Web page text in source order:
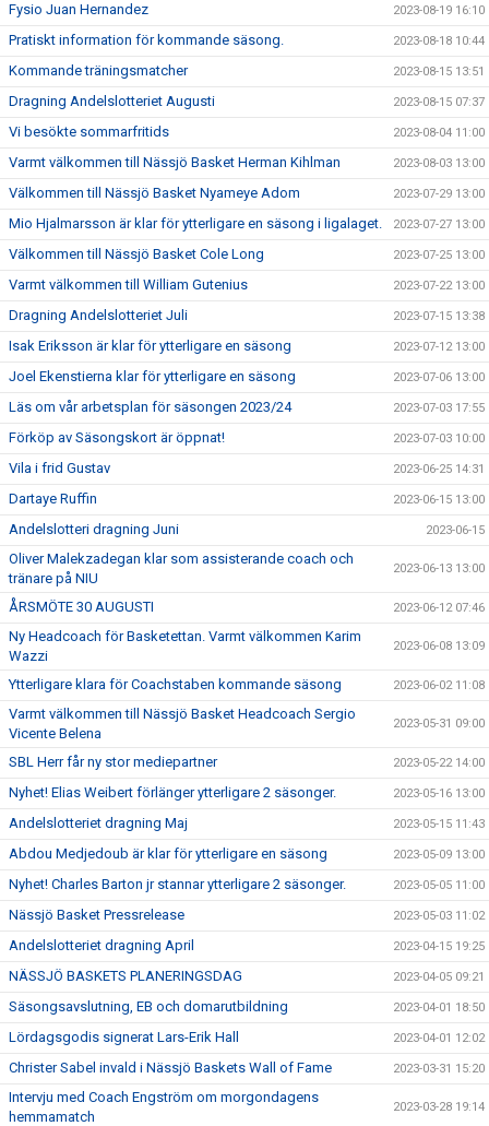
Fysio Juan Hernandez 2023-08-19 16:10
Pratiskt information för kommande säsong. 2023-08-18 10:44
Kommande träningsmatcher 2023-08-15 13:51
Dragning Andelslotteriet Augusti 2023-08-15 07:37
Vi besökte sommarfritids 2023-08-04 11:00
Varmt välkommen till Nässjö Basket Herman Kihlman 2023-08-03 13:00
Välkommen till Nässjö Basket Nyameye Adom 2023-07-29 13:00
Mio Hjalmarsson är klar för ytterligare en säsong i ligalaget. 2023-07-27 13:00
Välkommen till Nässjö Basket Cole Long 2023-07-25 13:00
Varmt välkommen till William Gutenius 2023-07-22 13:00
Dragning Andelslotteriet Juli 2023-07-15 13:38
Isak Eriksson är klar för ytterligare en säsong 2023-07-12 13:00
Joel Ekenstierna klar för ytterligare en säsong 2023-07-06 13:00
Läs om vår arbetsplan för säsongen 2023/24 2023-07-03 17:55
Förköp av Säsongskort är öppnat! 2023-07-03 10:00
Vila i frid Gustav 2023-06-25 14:31
Dartaye Ruffin 2023-06-15 13:00
Andelslotteri dragning Juni 2023-06-15
Oliver Malekzadegan klar som assisterande coach och
tränare på NIU
2023-06-13 13:00
ÅRSMÖTE 30 AUGUSTI 2023-06-12 07:46
Ny Headcoach för Basketettan. Varmt välkommen Karim
Wazzi
2023-06-08 13:09
Ytterligare klara för Coachstaben kommande säsong 2023-06-02 11:08
Varmt välkommen till Nässjö Basket Headcoach Sergio
Vicente Belena
2023-05-31 09:00
SBL Herr får ny stor mediepartner 2023-05-22 14:00
Nyhet! Elias Weibert förlänger ytterligare 2 säsonger. 2023-05-16 13:00
Andelslotteriet dragning Maj 2023-05-15 11:43
Abdou Medjedoub är klar för ytterligare en säsong 2023-05-09 13:00
Nyhet! Charles Barton jr stannar ytterligare 2 säsonger. 2023-05-05 11:00
Nässjö Basket Pressrelease 2023-05-03 11:02
Andelslotteriet dragning April 2023-04-15 19:25
NÄSSJÖ BASKETS PLANERINGSDAG 2023-04-05 09:21
Säsongsavslutning, EB och domarutbildning 2023-04-01 18:50
Lördagsgodis signerat Lars-Erik Hall 2023-04-01 12:02
Christer Sabel invald i Nässjö Baskets Wall of Fame 2023-03-31 15:20
Intervju med Coach Engström om morgondagens
hemmamatch
2023-03-28 19:14